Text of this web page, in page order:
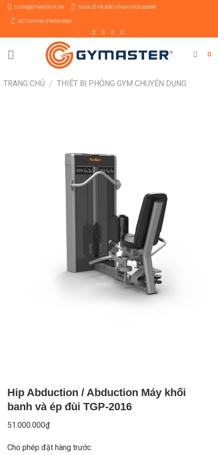
SkipCSKH@GYMASTER.VN MUA LẺ VÀ BẢO HÀNH: 0931458898
SETUP GYM: 0985315998
0
TRANG CHỦ / THIẾT BỊ PHÒNG GYM CHUYÊN DỤNG
Hip Abduction / Abduction Máy khối
banh và ép đùi TGP-2016
51.000.000₫
Cho phép đặt hàng trước